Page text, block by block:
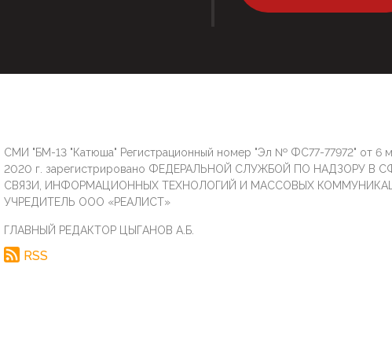
СМИ "БМ-13 "Катюша" Регистрационный номер "Эл № ФС77-77972" от 6
2020 г. зарегистрировано ФЕДЕРАЛЬНОЙ СЛУЖБОЙ ПО НАДЗОРУ В
СВЯЗИ, ИНФОРМАЦИОННЫХ ТЕХНОЛОГИЙ И МАССОВЫХ
УЧРЕДИТЕЛЬ ООО «РЕАЛИСТ»
ГЛАВНЫЙ РЕДАКТОР ЦЫГАНОВ А.Б.
RSS